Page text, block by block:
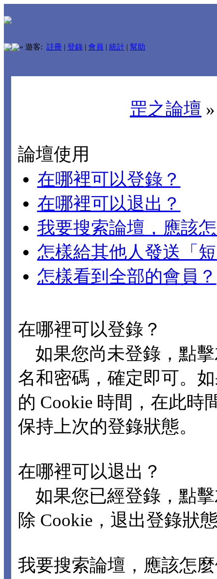
» 遊客: 註冊 | 登錄 | 會員 | 統計 | 幫助
罡之論壇
論壇使用
在哪裡可以登錄？
在哪裡可以退出？
我要搜索論壇，應該
怎樣給其他人發送「
怎樣看到全部的會員？
在哪裡可以登錄？
如果您尚未登錄，點
名和密碼，確定即可。
的 Cookie 時間，在此時
保持上次的登錄狀態。
在哪裡可以退出？
如果您已經登錄，點
除 Cookie，退出登錄狀
我要搜索論壇，應該怎